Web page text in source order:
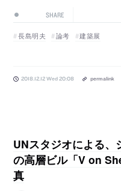
SHARE
長島明夫 論考 建築展
2018.12.12 Wed 20:08 permalink
UNスタジオによる、
の高層ビル「V on
真